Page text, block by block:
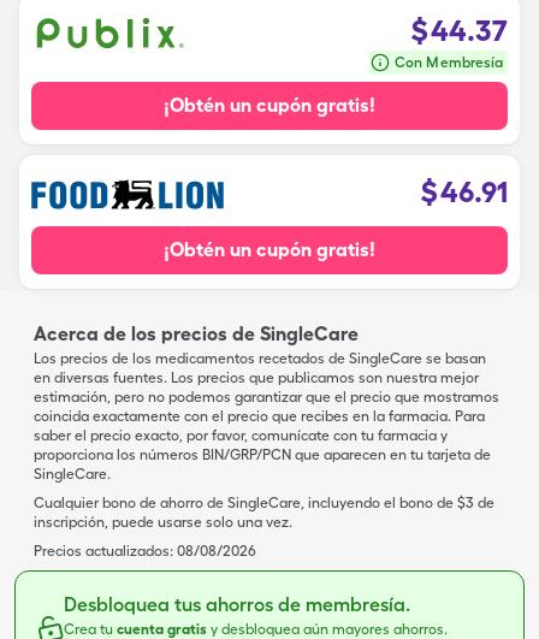
$44.37
Con Membresía
¡Obtén un cupón gratis!
$46.91
¡Obtén un cupón gratis!
Acerca de los precios de SingleCare
Los precios de los medicamentos recetados de SingleCare se basan
en diversas fuentes. Los precios que publicamos son nuestra mejor
estimación, pero no podemos garantizar que el precio que mostramos
coincida exactamente con el precio que recibes en la farmacia. Para
saber el precio exacto, por favor, comunícate con tu farmacia y
proporciona los números BIN/GRP/PCN que aparecen en tu tarjeta de
SingleCare.
Cualquier bono de ahorro de SingleCare, incluyendo el bono de $3 de
inscripción, puede usarse solo una vez.
Precios actualizados: 08/08/2026
Desbloquea tus ahorros de membresía.
Crea tu cuenta gratis y desbloquea aún mayores ahorros.